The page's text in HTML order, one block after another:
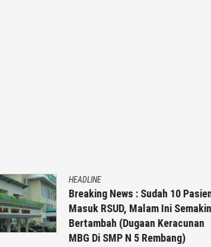
HEADLINE
Breaking News : Sudah 10 Pasien
Masuk RSUD, Malam Ini Semakin
Bertambah (Dugaan Keracunan
MBG Di SMP N 5 Rembang)